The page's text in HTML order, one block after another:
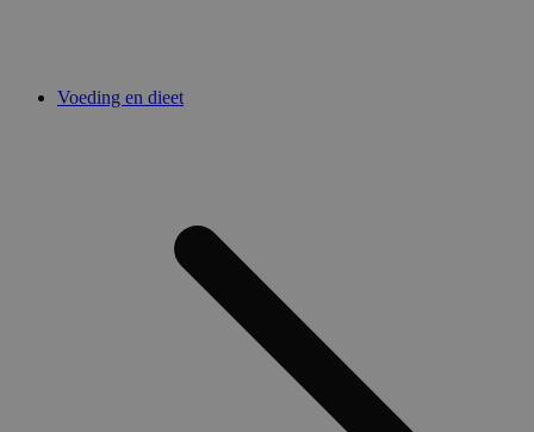
Voeding en dieet